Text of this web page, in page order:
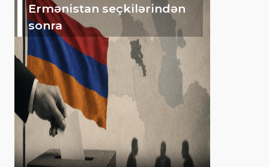
Ermənistan seçkilərindən
sonra